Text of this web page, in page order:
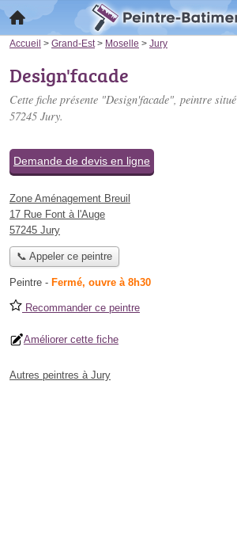
Accueil > Grand-Est > Moselle > Jury
Design'facade
Cette fiche présente "Design'facade", peintre situé
57245 Jury.
Demande de devis en ligne
Zone Aménagement Breuil
17 Rue Font à l'Auge
57245 Jury
📞 Appeler ce peintre
Peintre - Fermé, ouvre à 8h30
Recommander ce peintre
Améliorer cette fiche
Autres peintres à Jury